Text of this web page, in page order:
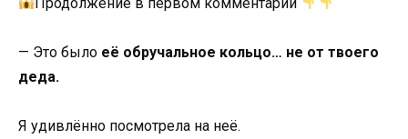
— Это было её обручальное кольцо… не от твоего
деда.
Я удивлённо посмотрела на неё.